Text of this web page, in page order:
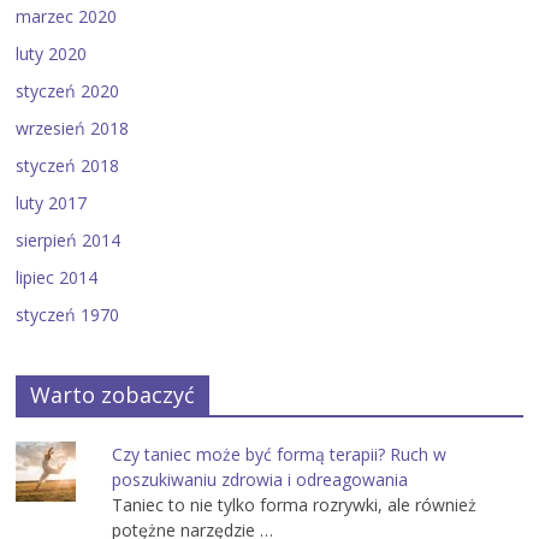
marzec 2020
luty 2020
styczeń 2020
wrzesień 2018
styczeń 2018
luty 2017
sierpień 2014
lipiec 2014
styczeń 1970
Warto zobaczyć
Czy taniec może być formą terapii? Ruch w
poszukiwaniu zdrowia i odreagowania
Taniec to nie tylko forma rozrywki, ale również
potężne narzędzie …